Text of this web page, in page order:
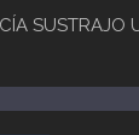
SUSTRAJO